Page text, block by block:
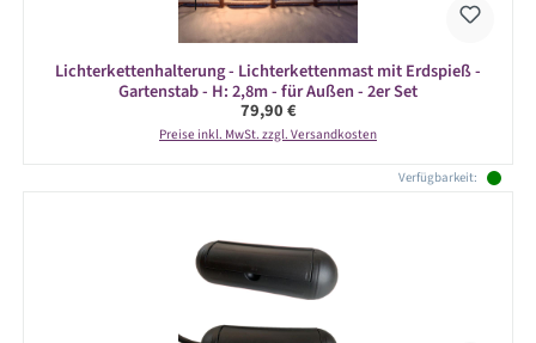
Lichterkettenhalterung - Lichterkettenmast mit Erdspieß -
Gartenstab - H: 2,8m - für Außen - 2er Set
Regulärer Preis:
79,90 €
Preise inkl. MwSt. zzgl. Versandkosten
Verfügbarkeit: